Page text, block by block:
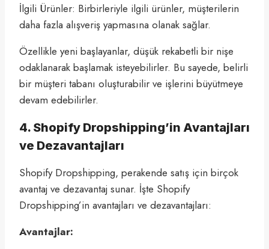
İlgili Ürünler: Birbirleriyle ilgili ürünler, müşterilerin
daha fazla alışveriş yapmasına olanak sağlar.
Özellikle yeni başlayanlar, düşük rekabetli bir nişe
odaklanarak başlamak isteyebilirler. Bu sayede, belirli
bir müşteri tabanı oluşturabilir ve işlerini büyütmeye
devam edebilirler.
4. Shopify Dropshipping’in Avantajları
ve Dezavantajları
Shopify Dropshipping, perakende satış için birçok
avantaj ve dezavantaj sunar. İşte Shopify
Dropshipping’in avantajları ve dezavantajları:
Avantajlar: